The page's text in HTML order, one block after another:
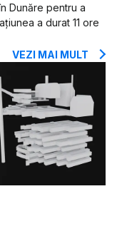
Dunăre pentru a
a durat 11 ore
VEZI MAI MULT